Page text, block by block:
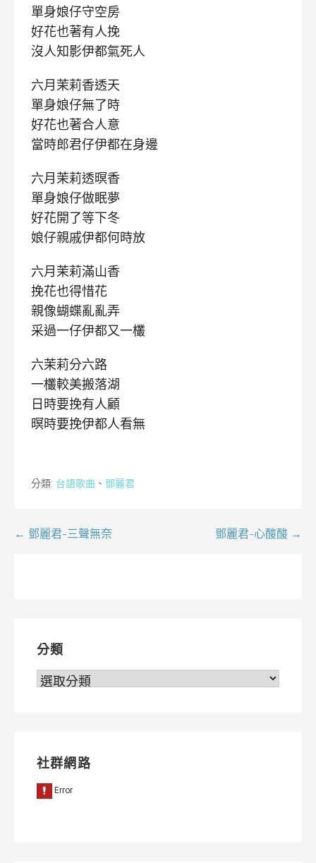
單身娘仔守空房
好花也著有人挽
沒人知影伊都氣死人
六月茉莉香透天
單身娘仔無了時
好花也著合人意
當時郎君仔伊都在身邊
六月茉莉透暝香
單身娘仔做眠夢
好花開了等下冬
娘仔親戚伊都何時放
六月茉莉滿山香
挽花也得惜花
親像蝴蝶亂亂弄
采過一仔伊都又一欉
六茉莉分六路
一欉較美搬落湖
日時要挽有人顧
暝時要挽伊都人看無
分類: 台語歌曲 、 鄧麗君
文← 鄧麗君-三聲無奈 鄧麗君-心酸酸 →
分類
分
社群網路